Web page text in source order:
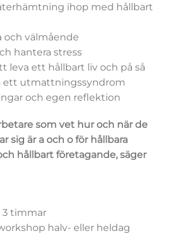
ihop med hållbart
och välmående
hantera stress
leva ett hållbart liv och på så
ett utmattningssyndrom
och egen reflektion
som vet hur och när de
sig är a och o för hållbara
hållbart företagande, säger
3 timmar
halv- eller heldag